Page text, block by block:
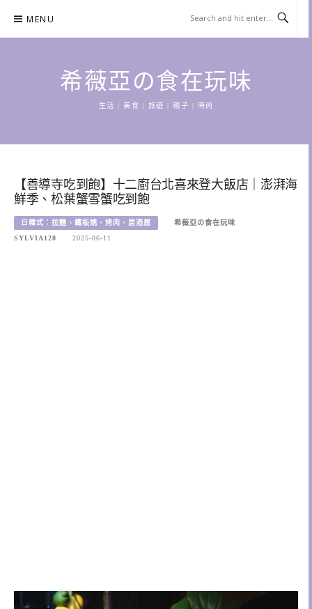
content
MENU
希薇亞の食在玩味
生活 | 美食 | 旅遊 | 親子 | 時尚
【善導寺吃到飽】十二廚台北喜來登大飯店｜澎湃海
鮮季、松葉蟹雪蟹吃到飽
日韓式：拉麵、鐵板燒、烤肉、居酒屋
希薇亞の食在玩味
SYLVIA128
2025-06-11